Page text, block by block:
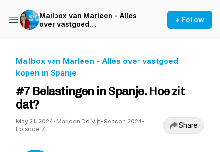
Mailbox van Marleen - Alles
over vastgoed
+ Follow
Mailbox van Marleen - Alles over vastgoed
kopen in Spanje
#7 Belastingen in Spanje. Hoe zit
dat?
May 21, 2024• Marleen De Vijt• Season 2024•
Episode 7
Share